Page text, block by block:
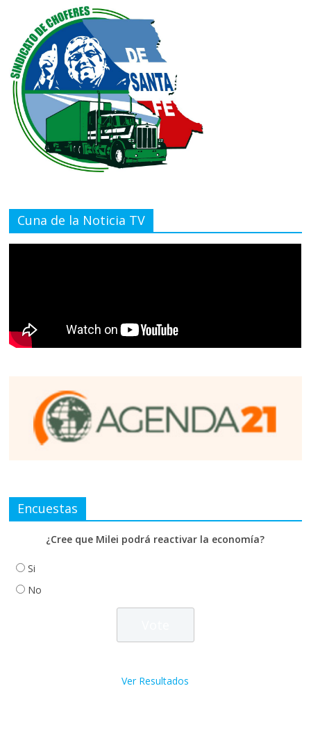
Cuna de la Noticia TV
Encuestas
¿Cree que Milei podrá reactivar la economía?
Si
No
Ver Resultados